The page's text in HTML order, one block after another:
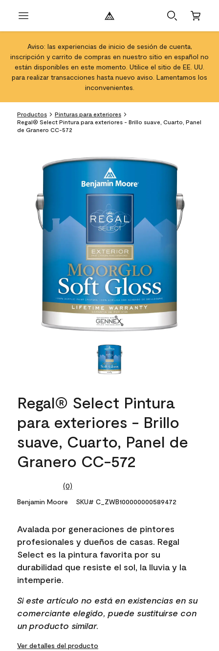
Aviso: las experiencias de inicio de sesión de cuenta,
inscripción y carrito de compras en nuestro sitio en español no
están disponibles en este momento. Utilice el sitio de EE. UU.
para realizar transacciones hasta nuevo aviso. Lamentamos los
inconvenientes.
Productos
Pinturas para exteriores
Regal® Select Pintura para exteriores - Brillo suave, Cuarto, Panel
de Granero CC-572
Regal® Select Pintura
para exteriores - Brillo
suave, Cuarto, Panel de
Granero CC-572
No
value.
link.
(0)
Benjamin Moore SKU# C_ZWB100000000589472
Avalada por generaciones de pintores
profesionales y dueños de casas. Regal
Select es la pintura favorita por su
durabilidad que resiste el sol, la lluvia y la
intemperie.
Si este artículo no está en existencias en su
comerciante elegido, puede sustituirse con
un producto similar.
Ver detalles del producto